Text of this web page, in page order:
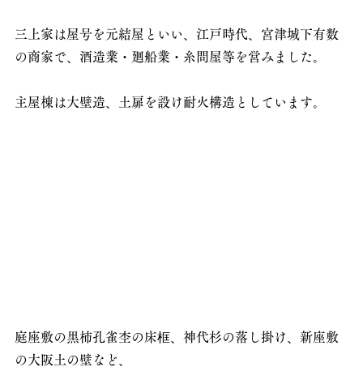
三上家は屋号を元結屋といい、江戸時代、宮津城下有数
の商家で、酒造業・廻船業・糸問屋等を営みました。
主屋棟は大壁造、土扉を設け耐火構造としています。
庭座敷の黒柿孔雀杢の床框、神代杉の落し掛け、新座敷
の大阪土の壁など、